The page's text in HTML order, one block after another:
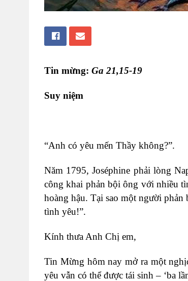
Tin mừng: Ga 21,15-19
Suy niệm
“Anh có yêu mến Thầy không?”.
Năm 1795, Joséphine phải lòng
công khai phản bội ông với nhiều
hoàng hậu. Tại sao một người
tình yêu!”.
Kính thưa Anh Chị em,
Tin Mừng hôm nay mở ra một
yêu vẫn có thể được tái sinh – ‘ba